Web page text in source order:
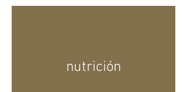
nutrición